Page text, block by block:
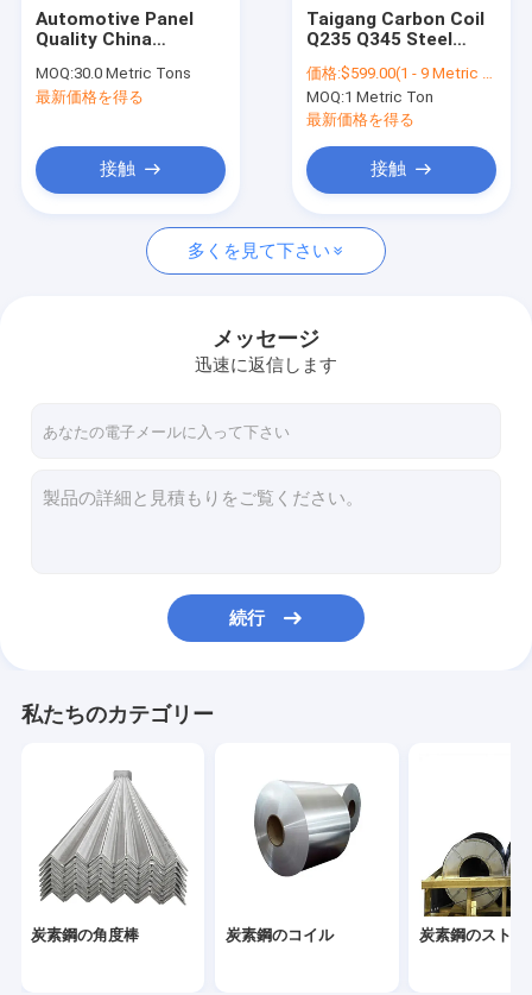
炭素鋼のコイル
炭素鋼のストライプ
炭素鋼の管の管
炭素鋼のフラット バー
炭素鋼Hのビーム
Automotive Panel
Quality China
Steel Panel Metal
Sheet
MOQ:30.0 Metric Tons
最新価格を得る
接触
Taigang Carbon Coil
Q235 Q345 Steel
High Tensile Mild
Carbon Steel Coil
価格:$599.00(1 - 9 Metric Tons) $520.00(10 - 99 Metric Tons) $400.00(>=100 Metric Tons)
MOQ:1 Metric Ton
最新価格を得る
接触
多くを見て下さい
メッセージ
迅速に返信します
続行
私たちのカテゴリー
炭素鋼の角度棒 炭素鋼のコイル 炭素鋼のストラ